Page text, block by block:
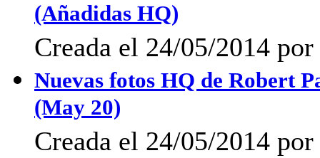
(Añadidas HQ)
Creada el 24/05/2014
Nuevas fotos HQ de Robert
(May 20)
Creada el 24/05/2014